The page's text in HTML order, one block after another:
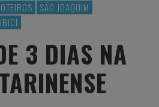
SÃO JOAQUIM
3 DIAS NA